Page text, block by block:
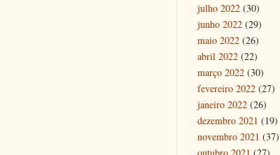
julho 2022 (30)
junho 2022 (29)
maio 2022 (26)
abril 2022 (22)
março 2022 (30)
fevereiro 2022 (27)
janeiro 2022 (26)
dezembro 2021 (19)
novembro 2021 (37)
outubro 2021 (27)